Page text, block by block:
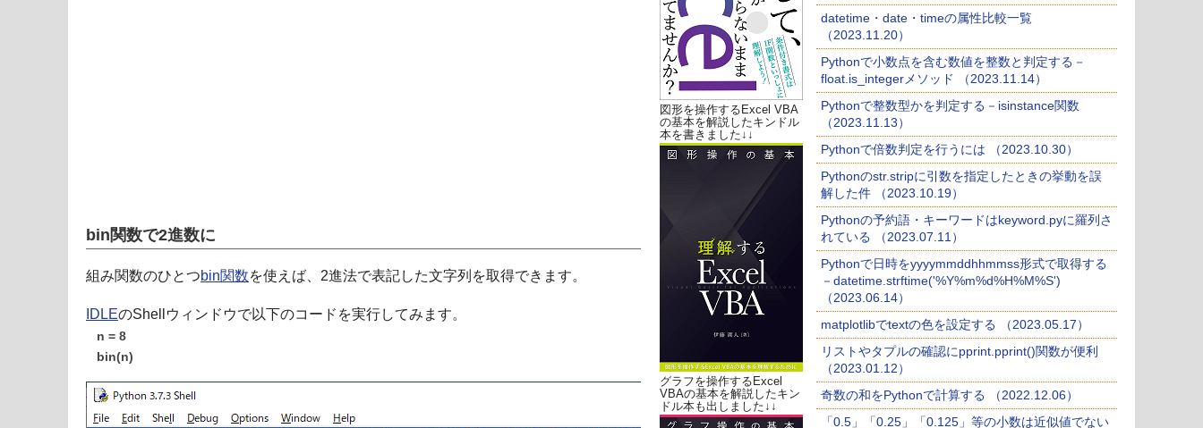
bin関数で2進数に
組み関数のひとつbin関数を使えば、2進法で表記した文字列を取得できます。
IDLEのShellウィンドウで以下のコードを実行してみます。
n = 8
bin(n)
図形を操作するExcel VBA
の基本を解説したキンドル
本を書きました↓↓
グラフを操作するExcel
VBAの基本を解説したキン
ドル本も出しました↓↓
datetime・date・timeの属性比較一覧
（2023.11.20）
Pythonで小数点を含む数値を整数と判定する－
float.is_integerメソッド （2023.11.14）
Pythonで整数型かを判定する－isinstance関数
（2023.11.13）
Pythonで倍数判定を行うには （2023.10.30）
Pythonのstr.stripに引数を指定したときの挙動を誤
解した件 （2023.10.19）
Pythonの予約語・キーワードはkeyword.pyに羅列さ
れている （2023.07.11）
Pythonで日時をyyyymmddhhmmss形式で取得する
－datetime.strftime('%Y%m%d%H%M%S')
（2023.06.14）
matplotlibでtextの色を設定する （2023.05.17）
リストやタプルの確認にpprint.pprint()関数が便利
（2023.01.12）
奇数の和をPythonで計算する （2022.12.06）
「0.5」「0.25」「0.125」等の小数は近似値でない